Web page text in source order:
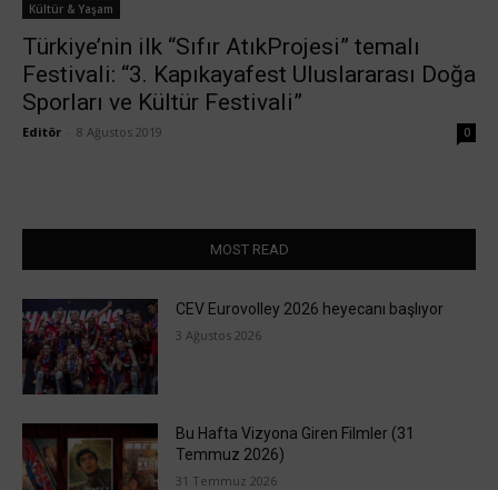
Kültür & Yaşam
Türkiye’nin ilk “Sıfır AtıkProjesi” temalı
Festivali: “3. Kapıkayafest Uluslararası Doğa
Sporları ve Kültür Festivali”
Editör 8 Ağustos 2019 0
MOST READ
CEV Eurovolley 2026 heyecanı başlıyor
3 Ağustos 2026
Bu Hafta Vizyona Giren Filmler (31
Temmuz 2026)
31 Temmuz 2026